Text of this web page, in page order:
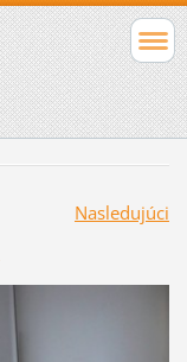
Nasledujúci